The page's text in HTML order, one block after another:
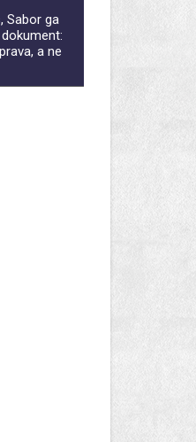
Sabor ga
a ne